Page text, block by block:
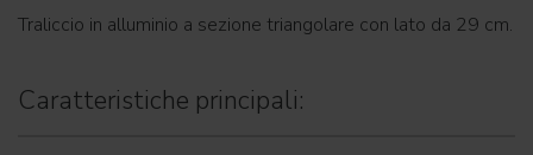
Traliccio in alluminio a sezione triangolare con lato da 29 cm.
Caratteristiche principali: